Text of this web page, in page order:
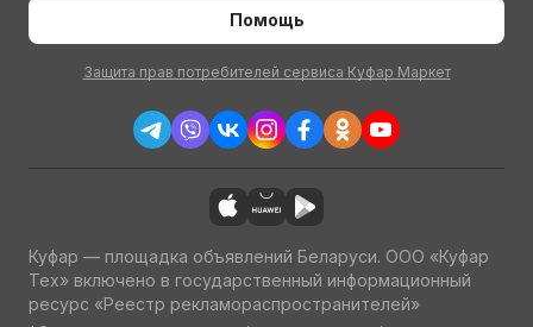
Помощь
Защита прав потребителей сервиса Куфар Маркет
Куфар — площадка объявлений Беларуси. ООО «Куфар
Тех» включено в государственный информационный
ресурс «Реестр рекламораспространителей»